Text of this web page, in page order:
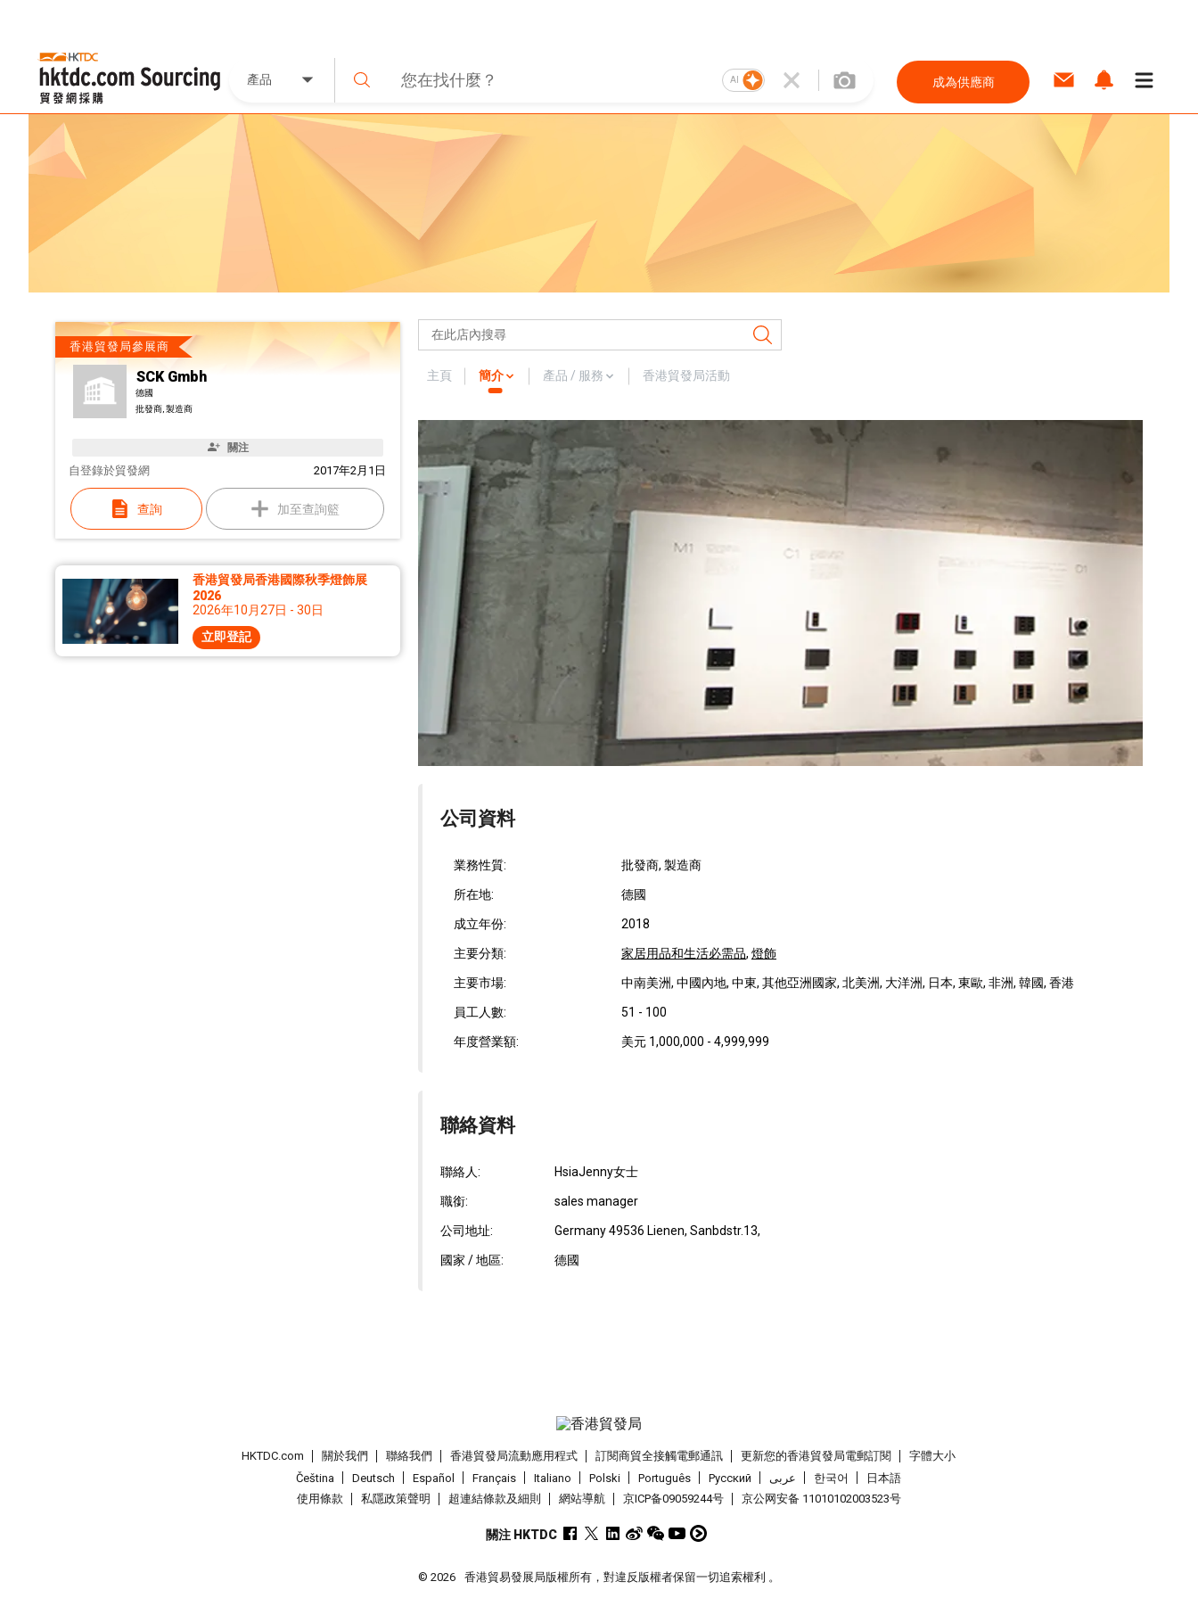
產品 AI 成為供應商
香港貿發局參展商
SCK Gmbh
德國
批發商, 製造商
關注
自 2017年2月1日
登錄於貿發網
查詢 加至查詢籃
香港貿發局香港國際秋季燈飾展
2026
2026年10月27日 - 30日
立即登記
主頁 簡介 產品 / 服務 香港貿發局活動
公司資料
業務性質: 批發商, 製造商
所在地: 德國
成立年份: 2018
主要分類: 家居用品和生活必需品, 燈飾
主要市場: 中南美洲, 中國內地, 中東, 其他亞洲國家, 北美洲, 大洋洲, 日本, 東歐, 非洲, 韓國, 香港
員工人數: 51 - 100
年度營業額: 美元 1,000,000 - 4,999,999
聯絡資料
聯絡人: HsiaJenny女士
職銜: sales manager
公司地址: Germany 49536 Lienen, Sanbdstr.13,
國家 / 地區: 德國
HKTDC.com 關於我們 聯絡我們 香港貿發局流動應用程式 訂閱商貿全接觸電郵通訊 更新您的香港貿發局電郵訂閱
字體大小
Čeština
Deutsch Español Français Italiano Polski Português Pусский عربى 한국어
日本語
使用條款
私隱政策聲明 超連結條款及細則 網站導航 京ICP备09059244号 京公网安备 11010102003523号
關注 HKTDC
© 2026 香港貿易發展局版權所有，對違反版權者保留一切追索權利 。